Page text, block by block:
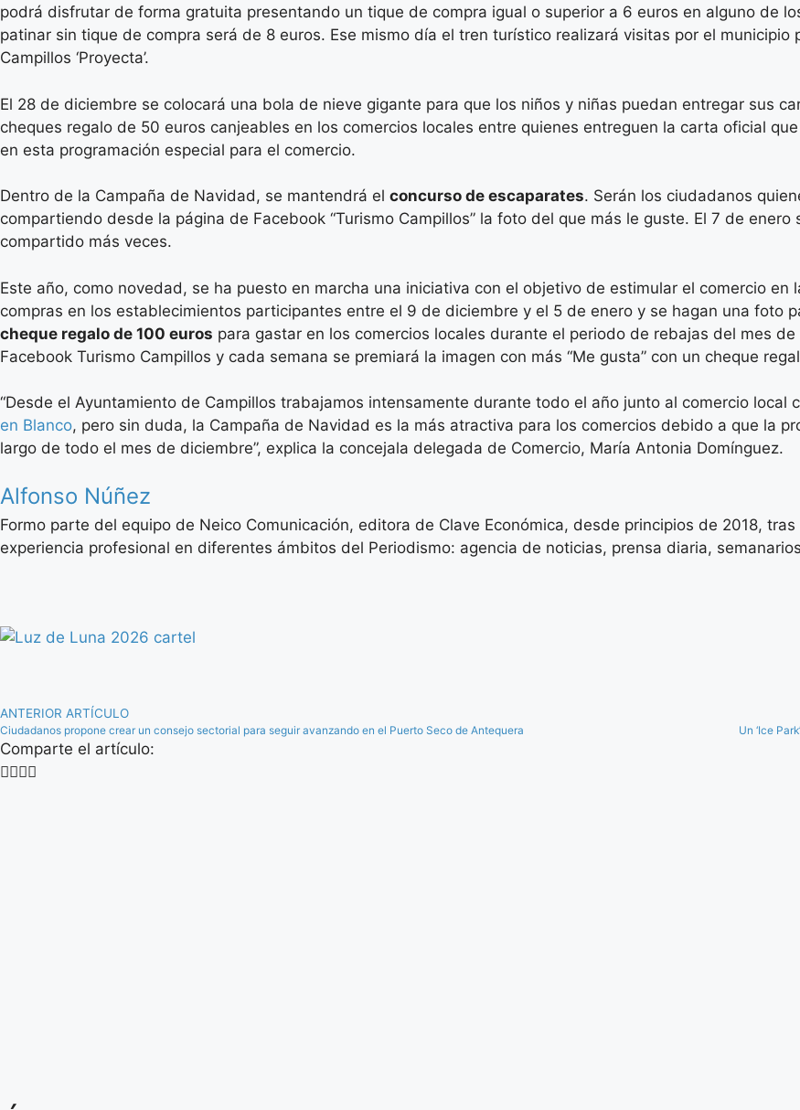
podrá disfrutar de forma gratuita presentando un tique de compra igual o superior a 6 euros en alguno de
patinar sin tique de compra será de 8 euros. Ese mismo día el tren turístico realizará visitas por el
Campillos ‘Proyecta’.
El 28 de diciembre se colocará una bola de nieve gigante para que los niños y niñas puedan entregar sus
cheques regalo de 50 euros canjeables en los comercios locales entre quienes entreguen la carta oficial
en esta programación especial para el comercio.
Dentro de la Campaña de Navidad, se mantendrá el concurso de escaparates. Serán los ciudadanos
compartiendo desde la página de Facebook “Turismo Campillos” la foto del que más le guste. El 7 de
compartido más veces.
Este año, como novedad, se ha puesto en marcha una iniciativa con el objetivo de estimular el comercio
compras en los establecimientos participantes entre el 9 de diciembre y el 5 de enero y se hagan una foto
cheque regalo de 100 euros para gastar en los comercios locales durante el periodo de rebajas del mes
Facebook Turismo Campillos y cada semana se premiará la imagen con más “Me gusta” con un cheque
“Desde el Ayuntamiento de Campillos trabajamos intensamente durante todo el año junto al comercio local
en Blanco, pero sin duda, la Campaña de Navidad es la más atractiva para los comercios debido a que la
largo de todo el mes de diciembre”, explica la concejala delegada de Comercio, María Antonia Domínguez.
Alfonso Núñez
Formo parte del equipo de Neico Comunicación, editora de Clave Económica, desde principios de 2018,
experiencia profesional en diferentes ámbitos del Periodismo: agencia de noticias, prensa diaria,
ANTERIOR ARTÍCULO
Ciudadanos propone crear un consejo sectorial para seguir avanzando en el Puerto Seco de Antequera Un ‘Ice
Comparte el artículo: